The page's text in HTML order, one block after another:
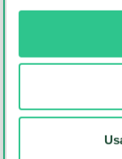
momento dalla
sull'icona di
Con il tuo
geografica,
Mi consenti di
ricevere più alcuna